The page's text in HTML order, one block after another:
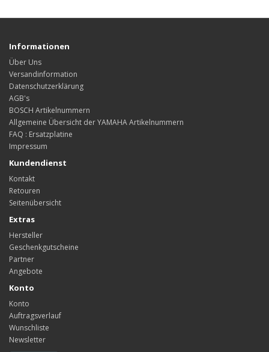
Informationen
Über Uns
Versandinformation
Datenschutzerklärung
AGB's
BOSCH Artikelnummern
Allgemeine Übersicht der YAMAHA Artikelnummern
FAQ : Ersatzplatine
Impressum
Kundendienst
Kontakt
Retouren
Seitenübersicht
Extras
Hersteller
Geschenkgutscheine
Partner
Angebote
Konto
Konto
Auftragsverlauf
Wunschliste
Newsletter